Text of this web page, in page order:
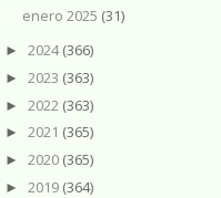
enero 2025 (31)
► 2024(366)
► 2023 (363)
► 2022 (363)
► 2021 (365)
► 2020 (365)
► 2019 (364)